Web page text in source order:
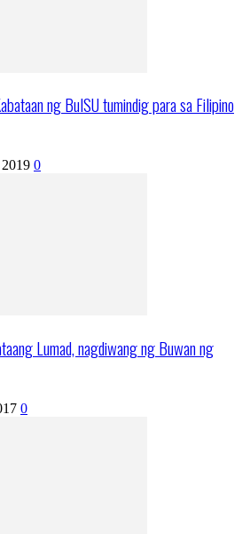
ng BulSU tumindig para sa Filipino
0
Lumad, nagdiwang ng Buwan ng
0